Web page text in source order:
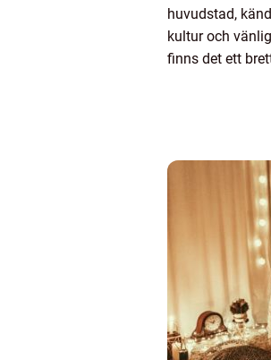
huvudstad,
kultur och
finns det ett